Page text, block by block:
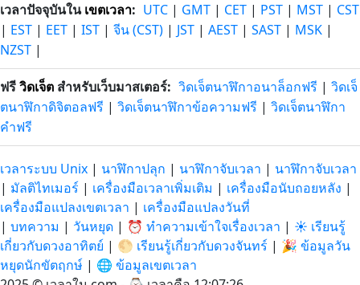
เวลาปัจจุบันในเขตเวลา: UTC | GMT | CET | PST | MST | CST
| EST | EET | IST | จีน (CST) | JST | AEST | SAST | MSK |
NZST |
ฟรีวิดเจ็ต สำหรับเว็บมาสเตอร์: วิดเจ็ตนาฬิกาอนาล็อกฟรี | วิดเจ็
ตนาฬิกาดิจิตอลฟรี | วิดเจ็ตนาฬิกาข้อความฟรี | วิดเจ็ตนาฬิกา
คำฟรี
เวลาระบบ Unix | นาฬิกาปลุก | นาฬิกาจับเวลา | นาฬิกาจับเวลา
| มัลติไทเมอร์ | เครื่องมือเวลาเพิ่มเติม | เครื่องมือนับถอยหลัง |
เครื่องมือแปลงเขตเวลา | เครื่องมือแปลงวันที่
| บทความ | วันหยุด | ⏰ ทำความเข้าใจเรื่องเวลา | ☀️ เรียนรู้
เกี่ยวกับดวงอาทิตย์ | 🌕 เรียนรู้เกี่ยวกับดวงจันทร์ | 🎉 ข้อมูลวัน
หยุดนักขัตฤกษ์ | 🌐 ข้อมูลเขตเวลา